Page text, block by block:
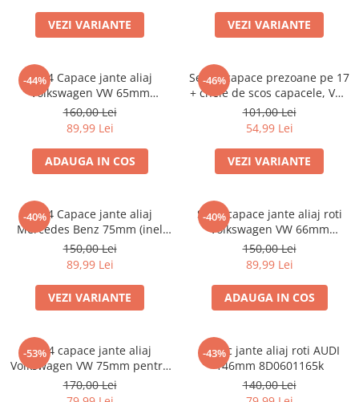
VEZI VARIANTE VEZI VARIANTE
-44%
Set 4 Capace jante aliaj
Volkswagen VW 65mm
5H0601171
160,00 Lei
89,99 Lei
ADAUGA IN COS
-46%
Set 20 capace prezoane pe 17
+ cheie de scos capacele, VW/
Audi /Skoda
101,00 Lei
54,99 Lei
VEZI VARIANTE
-40%
set 4 Capace jante aliaj
Mercedes Benz 75mm (inel
prindere)
150,00 Lei
89,99 Lei
VEZI VARIANTE
-40%
Set 4 capace jante aliaj roti
Volkswagen VW 66mm
5G0601171
150,00 Lei
89,99 Lei
ADAUGA IN COS
-53%
Set 4 capace jante aliaj
Volkswagen VW 75mm pentru
jante originale Mercedes
A1714000025
170,00 Lei
-43%
Capac jante aliaj roti AUDI
146mm 8D0601165k
140,00 Lei